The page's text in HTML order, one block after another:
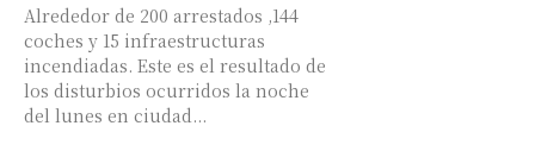
Alrededor de 200 arrestados ,144
coches y 15 infraestructuras
incendiadas. Este es el resultado de
los disturbios ocurridos la noche
del lunes en ciudad...